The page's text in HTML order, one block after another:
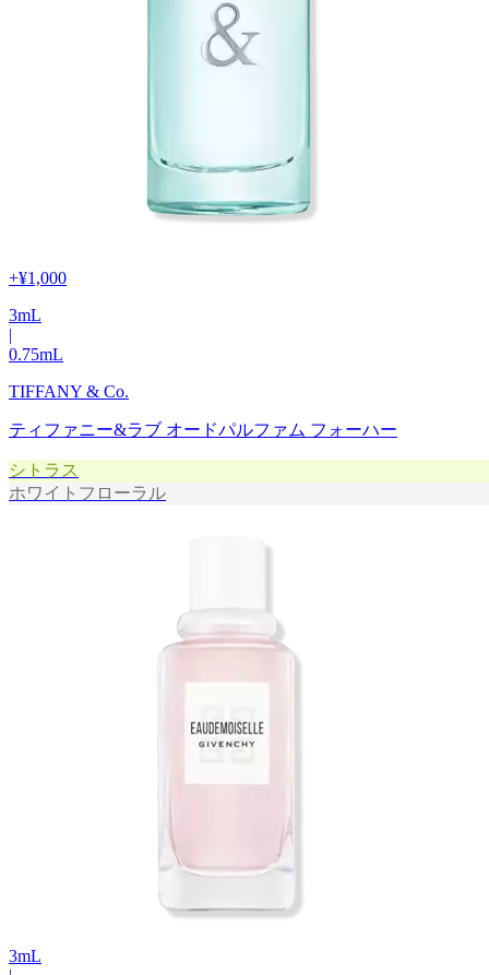
+¥1,000
3mL
|
0.75mL
TIFFANY & Co.
ティファニー&ラブ オードパルファム フォーハー
シトラス
ホワイトフローラル
3mL